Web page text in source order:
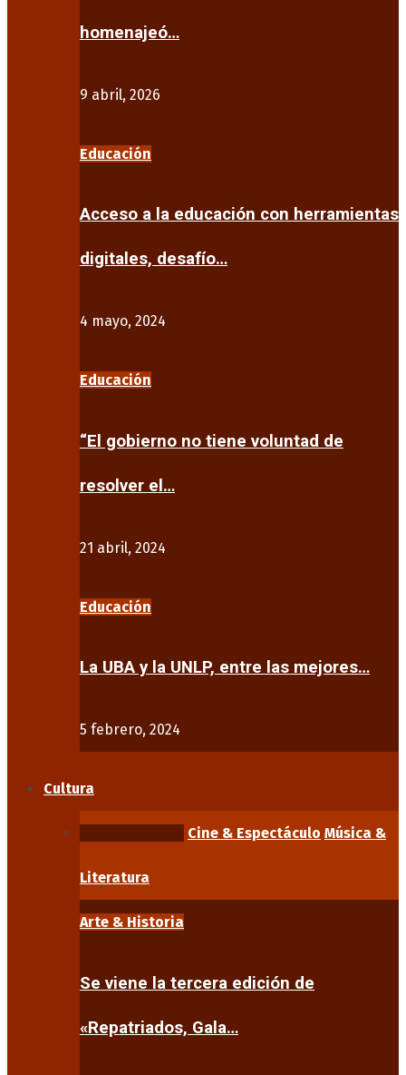
homenajeó…
9 abril, 2026
Educación
Acceso a la educación con herramientas
digitales, desafío…
4 mayo, 2024
Educación
“El gobierno no tiene voluntad de
resolver el…
21 abril, 2024
Educación
La UBA y la UNLP, entre las mejores…
5 febrero, 2024
Cultura
Cine & Espectáculo Música &
Literatura
Arte & Historia
Se viene la tercera edición de
«Repatriados, Gala…